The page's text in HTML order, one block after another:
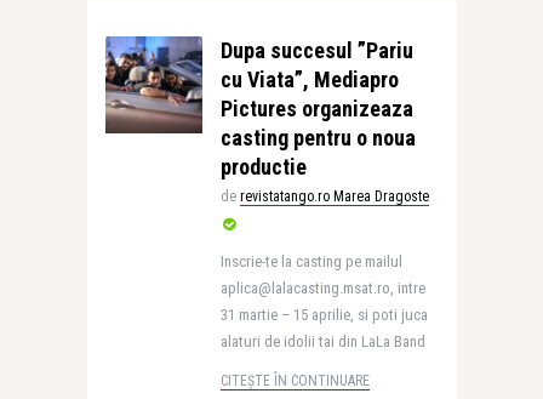
Dupa succesul ”Pariu
cu Viata”, Mediapro
Pictures organizeaza
casting pentru o noua
productie
de revistatango.ro Marea Dragoste
Inscrie-te la casting pe mailul
aplica@lalacasting.msat.ro, intre
31 martie – 15 aprilie, si poti juca
alaturi de idolii tai din LaLa Band
CITEȘTE ÎN CONTINUARE